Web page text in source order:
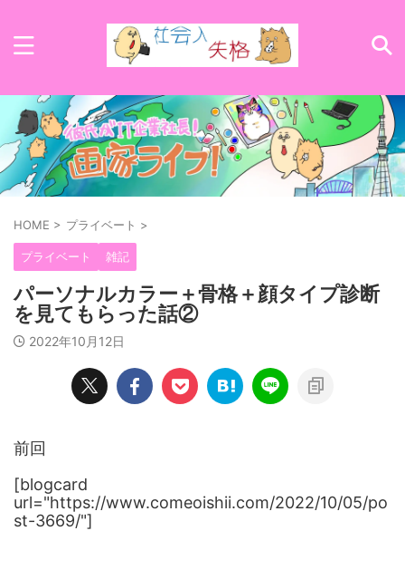
HOME > プライベート >
プライベート 雑記
パーソナルカラー＋骨格＋顔タイプ診断
を見てもらった話②
2022年10月12日
前回
[blogcard
url="https://www.comeoishii.com/2022/10/05/po
st-3669/"]